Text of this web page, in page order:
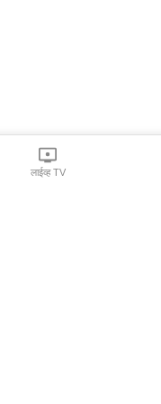
लाईव्ह TV